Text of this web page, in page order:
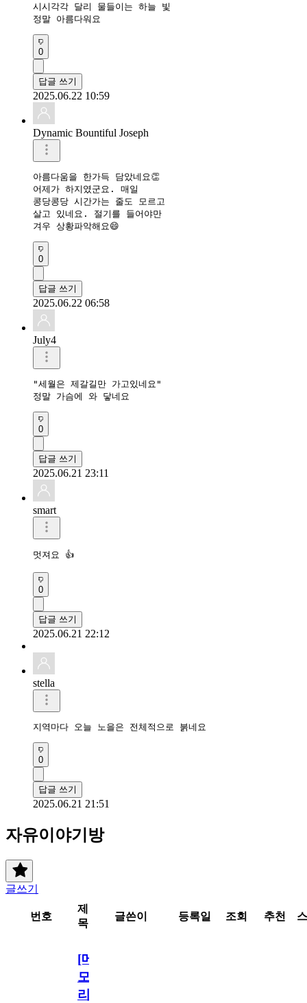
시시각각 달리 물들이는 하늘 빛
정말 아름다워요
0
답글 쓰기
2025.06.22 10:59
Dynamic Bountiful Joseph
아름다움을 한가득 담았네요👏
어제가 하지였군요. 매일
콩당콩당 시간가는 줄도 모르고
살고 있네요. 절기를 들어야만
겨우 상황파악해요😄
0
답글 쓰기
2025.06.22 06:58
July4
"세월은 제갈길만 가고있네요"
정말 가슴에 와 닿네요
0
답글 쓰기
2025.06.21 23:11
smart
멋져요 👍
0
답글 쓰기
2025.06.21 22:12
stella
지역마다 오늘 노을은 전체적으로 붉네요
0
답글 쓰기
2025.06.21 21:51
자유이야기방
글쓰기
번호
제
목
글쓴이 등록일 조회 추천
[메
모
리